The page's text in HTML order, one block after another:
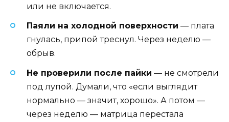
или не включается.
Паяли на холодной поверхности — плата
гнулась, припой треснул. Через неделю —
обрыв.
Не проверили после пайки — не смотрели
под лупой. Думали, что «если выглядит
нормально — значит, хорошо». А потом —
через неделю — матрица перестала